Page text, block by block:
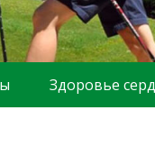
Здоровье